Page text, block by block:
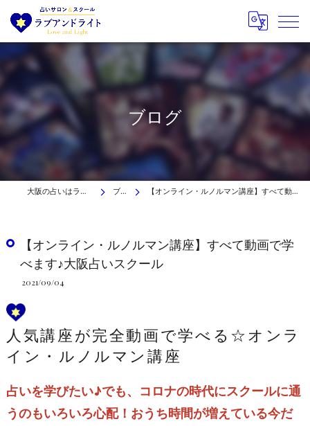
ブログ
大阪の占いはラブアンドライト ブログ 【オンライン・ルノルマン講座】すべて動画で学べます♪大阪占いスクール
【オンライン・ルノルマン講座】すべて動画で学
べます♪大阪占いスクール
2021/09/04
人気講座が完全動画で学べる☆オンラ
イン・ルノルマン講座
占いを学びたい♪でも、コロナの時代にスクールに通
うのもいろいろ心配！おうち時間が増えている今だ